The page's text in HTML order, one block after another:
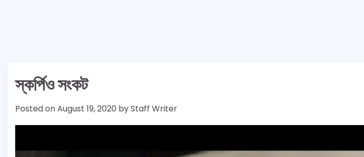
স্কর্পিও সংকট
Posted onAugust 19, 2020 byStaff Writer